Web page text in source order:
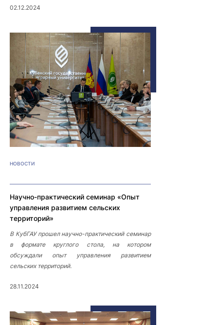
02.12.2024
НОВОСТИ
Научно-практический семинар «Опыт
управления развитием сельских
территорий»
В КубГАУ прошел научно-практический семинар
в формате круглого стола, на котором
обсуждали опыт управления развитием
сельских территорий.
28.11.2024